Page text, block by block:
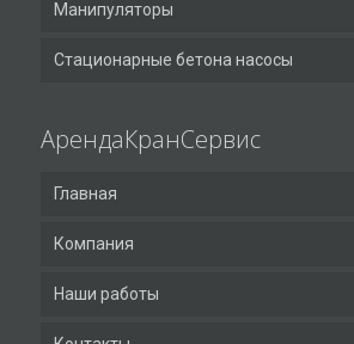
Манипуляторы
Стационарные бетона насосы
АрендаКранСервис
Главная
Компания
Наши работы